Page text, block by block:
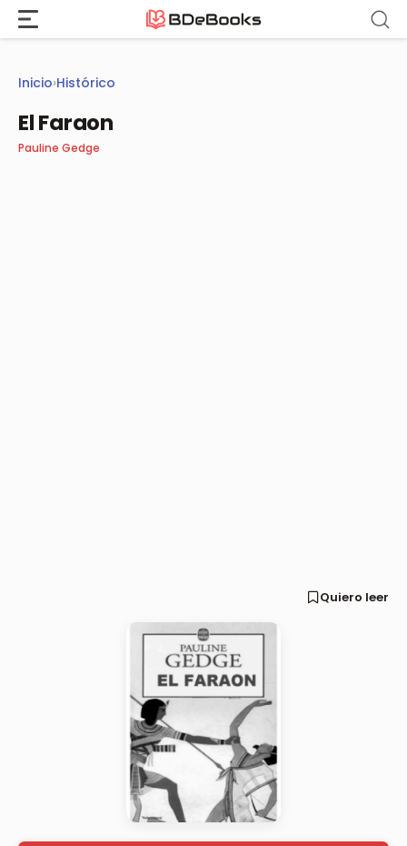
Saltar
contenido
Inicio›Histórico
El Faraon
Pauline Gedge
Quiero leer